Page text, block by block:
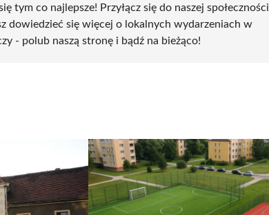
tym co najlepsze! Przyłącz się do naszej społeczności
dowiedzieć się więcej o lokalnych wydarzeniach w
- polub naszą stronę i bądź na bieżąco!